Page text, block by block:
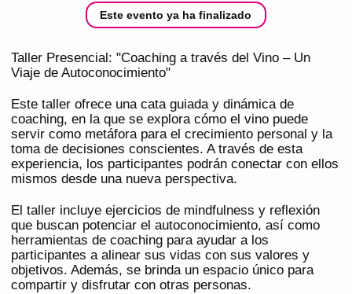
Este evento ya ha finalizado
Taller Presencial: "Coaching a través del Vino – Un
Viaje de Autoconocimiento"
Este taller ofrece una cata guiada y dinámica de
coaching, en la que se explora cómo el vino puede
servir como metáfora para el crecimiento personal y la
toma de decisiones conscientes. A través de esta
experiencia, los participantes podrán conectar con ellos
mismos desde una nueva perspectiva.
El taller incluye ejercicios de mindfulness y reflexión
que buscan potenciar el autoconocimiento, así como
herramientas de coaching para ayudar a los
participantes a alinear sus vidas con sus valores y
objetivos. Además, se brinda un espacio único para
compartir y disfrutar con otras personas.